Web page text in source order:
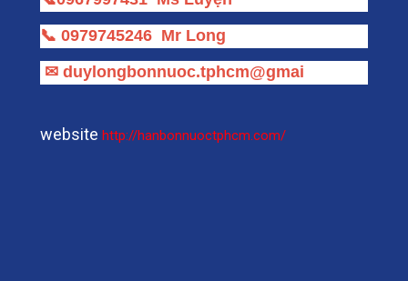
📞 0979745246 Mr Long
✉ duylongbonnuoc.tphcm@gmai
website http://hanbonnuoctphcm.com/